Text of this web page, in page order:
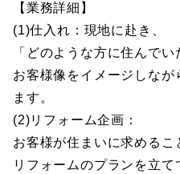
【業務詳細】
(1)仕入れ：現地に赴き、
「どのような方に住んでい
お客様像をイメージしな
ます。
(2)リフォーム企画：
お客様が住まいに求めるこ
リフォームのプランを立て